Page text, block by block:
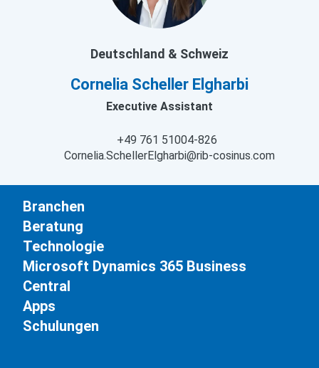
Deutschland & Schweiz
Cornelia Scheller Elgharbi
Executive Assistant
+49 761 51004-826
Cornelia.SchellerElgharbi@rib-cosinus.com
Branchen
Beratung
Technologie
Microsoft Dynamics 365 Business
Central
Apps
Schulungen